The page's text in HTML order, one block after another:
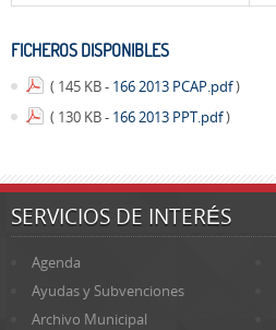
FICHEROS DISPONIBLES
( 145 KB - 166 2013 PCAP.pdf)
( 130 KB - 166 2013 PPT.pdf)
SERVICIOS DE INTERÉS
Agenda
Ayudas y Subvenciones
Archivo Municipal